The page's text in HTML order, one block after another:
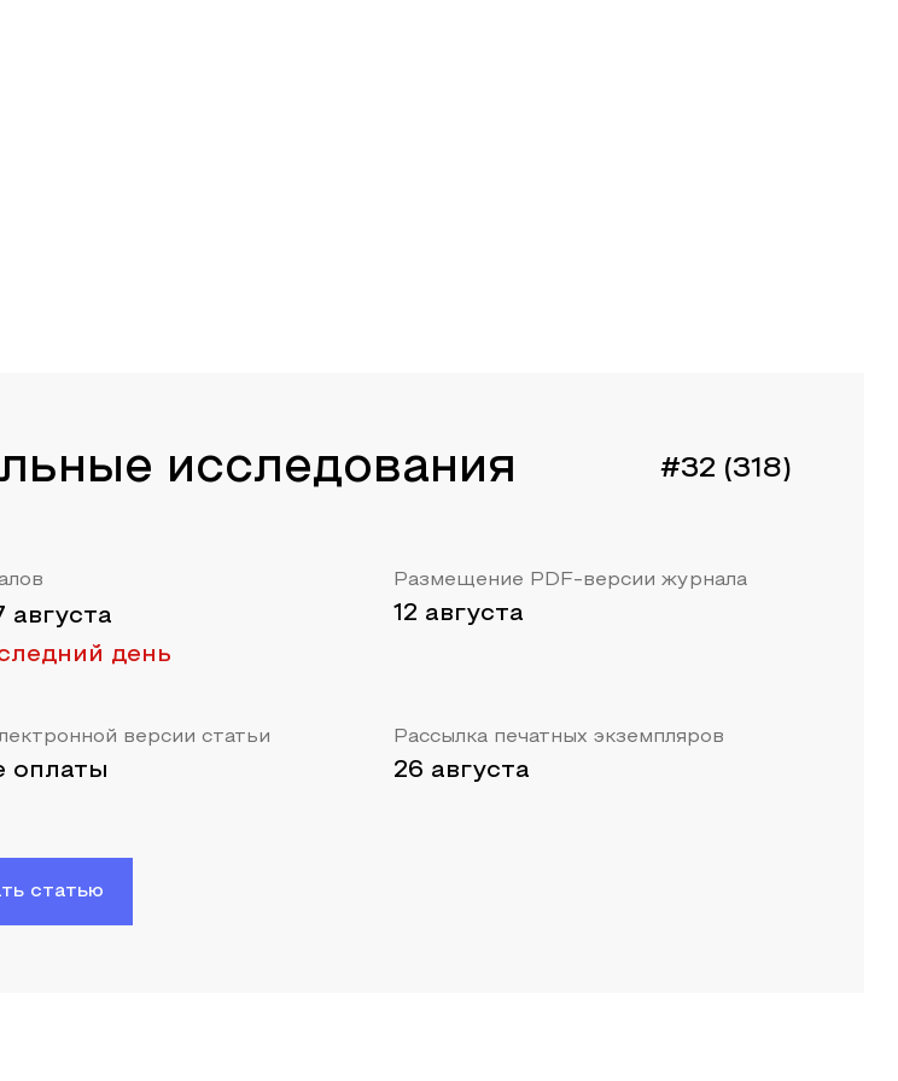
исследования #32 (318)
августа
день
Размещение PDF-версии журнала
12 августа
версии статьи
оплаты
Рассылка печатных экземпляров
26 августа
статью